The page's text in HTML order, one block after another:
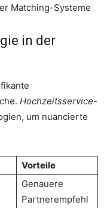
Matching-Systeme
in der
Hochzeitsservice-
um nuancierte
Vorteile
Genauere
Partnerempfehl